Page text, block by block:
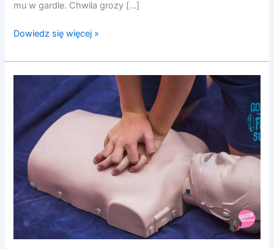
mu w gardle. Chwila grozy […]
Dowiedz się więcej »
pierwszej
pomocy
z
naciskiem
na
pomoc
małym
dzieciom